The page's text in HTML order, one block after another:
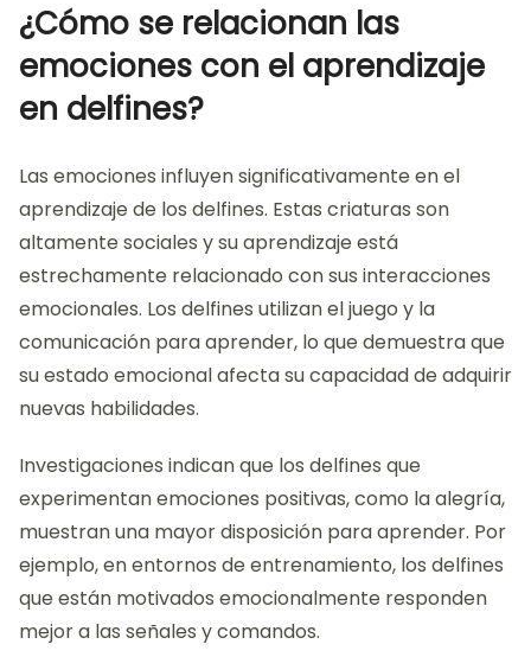
¿Cómo se relacionan las
emociones con el aprendizaje
en delfines?
Las emociones influyen significativamente en el
aprendizaje de los delfines. Estas criaturas son
altamente sociales y su aprendizaje está
estrechamente relacionado con sus interacciones
emocionales. Los delfines utilizan el juego y la
comunicación para aprender, lo que demuestra que
su estado emocional afecta su capacidad de adquirir
nuevas habilidades.
Investigaciones indican que los delfines que
experimentan emociones positivas, como la alegría,
muestran una mayor disposición para aprender. Por
ejemplo, en entornos de entrenamiento, los delfines
que están motivados emocionalmente responden
mejor a las señales y comandos.